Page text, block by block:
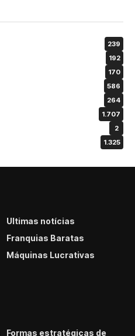
239
192
170
586
264
1.707
2
1.325
Últimas notícias
Franquias Baratas
Máquinas Lucrativas
Formas estratégicas de